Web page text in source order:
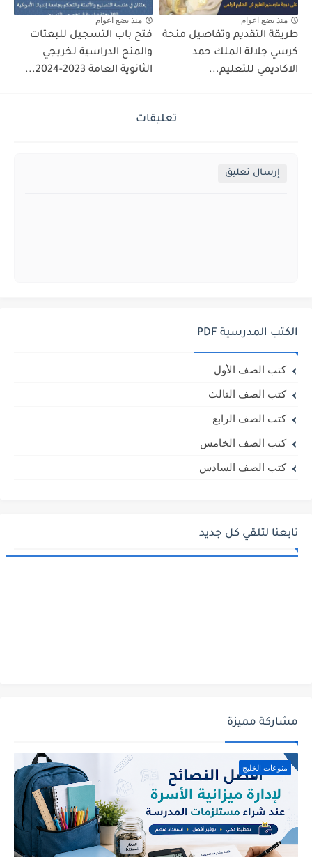
منذ بضع اعوام
طريقة التقديم وتفاصيل منحة
كرسي جلالة الملك حمد
الاكاديمي للتعليم...
منذ بضع اعوام
فتح باب التسجيل للبعثات
والمنح الدراسية لخريجي
الثانوية العامة 2023-2024...
تعليقات
إرسال تعليق
الكتب المدرسية PDF
كتب الصف الأول
كتب الصف الثالث
كتب الصف الرابع
كتب الصف الخامس
كتب الصف السادس
تابعنا لتلقي كل جديد
مشاركة مميزة
منوعات الخليج